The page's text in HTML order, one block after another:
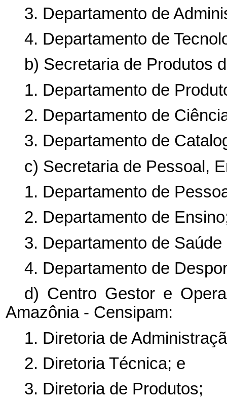
3. Departamento de
4. Departamento de
b) Secretaria de Produtos
1. Departamento de
2. Departamento de
3. Departamento de
c) Secretaria de Pessoal,
1. Departamento de
2. Departamento de
3. Departamento de
4. Departamento de
d) Centro Gestor e
Amazônia - Censipam:
1. Diretoria de
2. Diretoria Técnica; e
3. Diretoria de Produtos;